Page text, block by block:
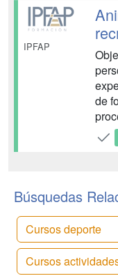
...
IPFAP
de
Búsquedas
Cursos deporte
Cursos